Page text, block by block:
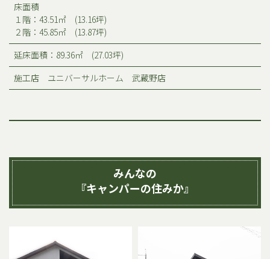
床面積
１階：43.51㎡ (13.16坪)
２階：45.85㎡ (13.87坪)
延床面積：89.36㎡ (27.03坪)
施工店 ユニバーサルホーム 武蔵野店
みんなの
『キャンパーの住みか』